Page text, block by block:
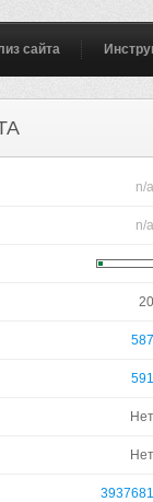
сайта
n/a
n/a
20
587
591
Нет
Нет
3937681